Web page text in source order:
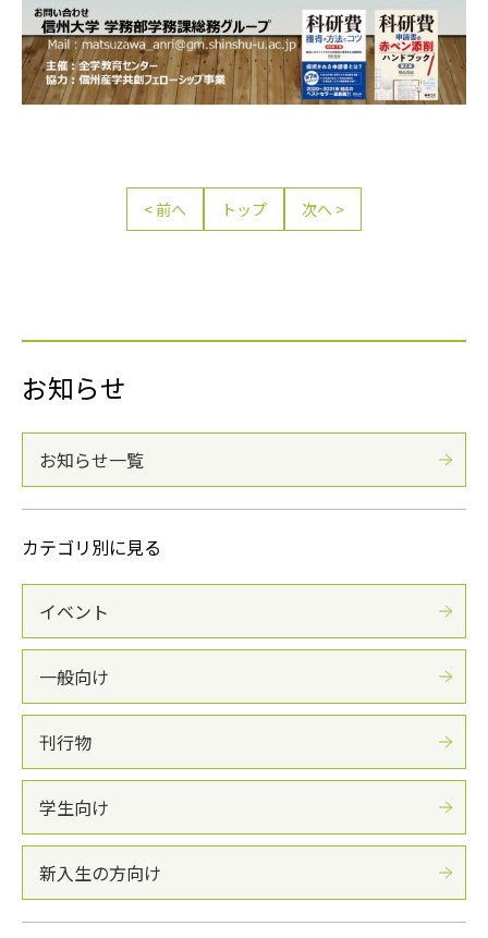
前へ トップ 次へ
お知らせ
お知らせ一覧
カテゴリ別に見る
イベント
一般向け
刊行物
学生向け
新入生の方向け